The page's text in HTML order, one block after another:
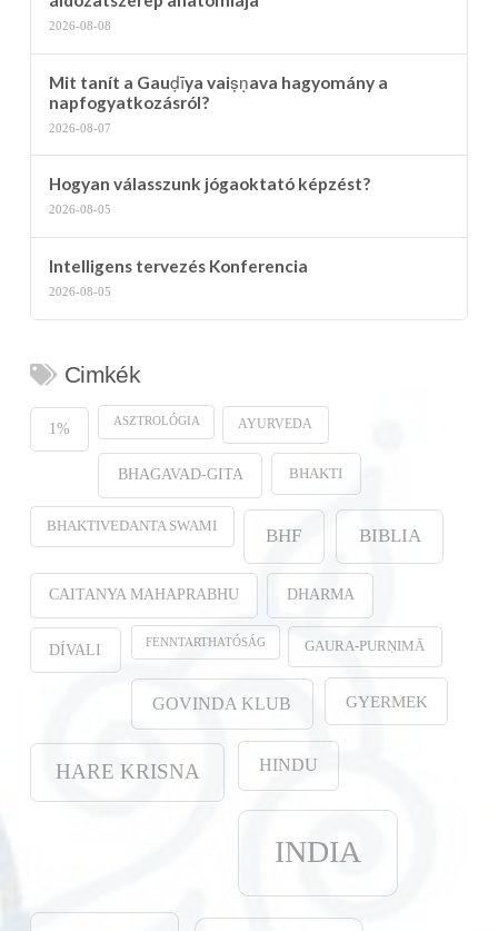
2026-08-08
Mit tanít a Gauḍīya vaiṣṇava hagyomány a
napfogyatkozásról?
2026-08-07
Hogyan válasszunk jógaoktató képzést?
2026-08-05
Intelligens tervezés Konferencia
2026-08-05
Cimkék
1% ASZTROLÓGIA AYURVEDA
BHAGAVAD-GITA BHAKTI
BHAKTIVEDANTA SWAMI BHF BIBLIA
CAITANYA MAHAPRABHU DHARMA
DÍVALI FENNTARTHATÓSÁG GAURA-PURṆIMĀ
GOVINDA KLUB GYERMEK
HARE KRISNA HINDU
INDIA